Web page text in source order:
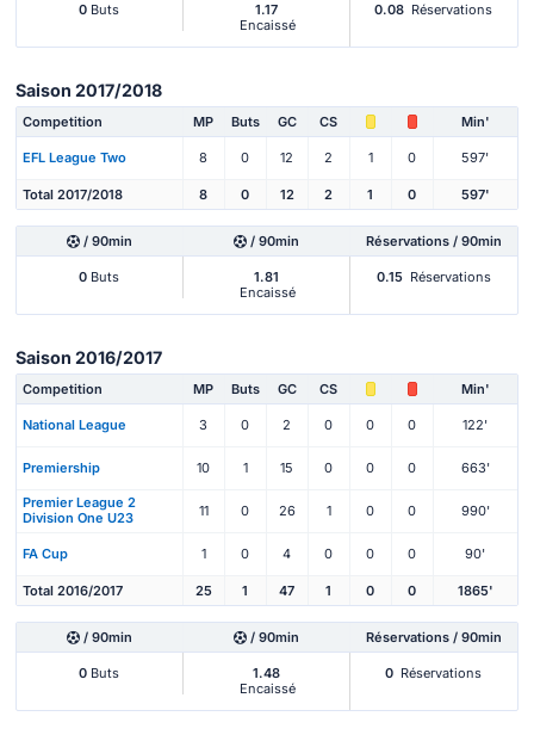
0 Buts
1.17
Encaissé
0.08 Réservations
Saison 2017/2018
Competition MP Buts GC CS Min'
EFL League Two 8 0 12 2 1 0 597'
Total 2017/2018 8 0 12 2 1 0 597'
/ 90min / 90min Réservations / 90min
0 Buts
1.81
Encaissé
0.15 Réservations
Saison 2016/2017
Competition MP Buts GC CS Min'
National League 3 0 2 0 0 0 122'
Premiership 10 1 15 0 0 0 663'
Premier League 2
Division One U23
11 0 26 1 0 0 990'
FA Cup 1 0 4 0 0 0 90'
Total 2016/2017 25 1 47 1 0 0 1865'
/ 90min / 90min Réservations / 90min
0 Buts
1.48
Encaissé
0 Réservations